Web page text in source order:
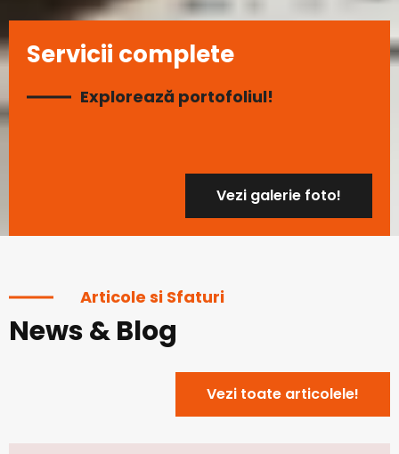
Servicii complete
Explorează portofoliul!
Vezi galerie foto!
Articole si Sfaturi
News & Blog
Vezi toate articolele!